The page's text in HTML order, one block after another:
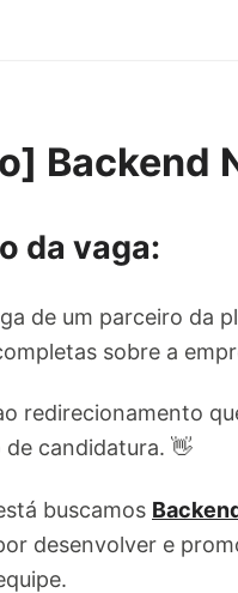
Backend
da vaga:
de um parceiro da
sobre a
redirecionamento
candidatura. 👋
buscamos
desenvolver e